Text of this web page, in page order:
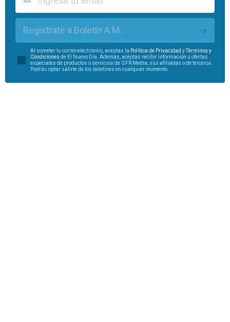
Regístrate a Boletín A.M.
Al someter tu correo electrónico, aceptas la Política de Privacidad yTérminos y
Condiciones de El Nuevo Día. Además, aceptas recibir información u ofertas
especiales de productos o servicios de GFR Media, sus afiliadas o de terceros.
Podrás optar salirte de los boletines en cualquier momento.